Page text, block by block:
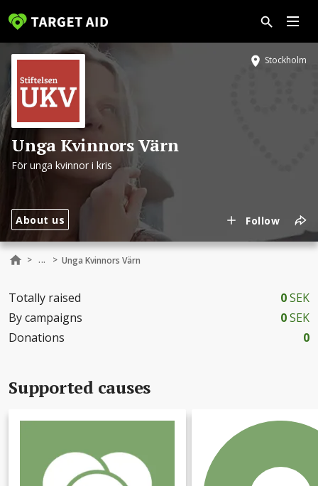
Unga Kvinnors Värn
För unga kvinnor i kris
Stockholm
About us Follow
> ... > Unga Kvinnors Värn
Totally raised 0SEK
By campaigns
0SEK
Donations
0
Supported causes